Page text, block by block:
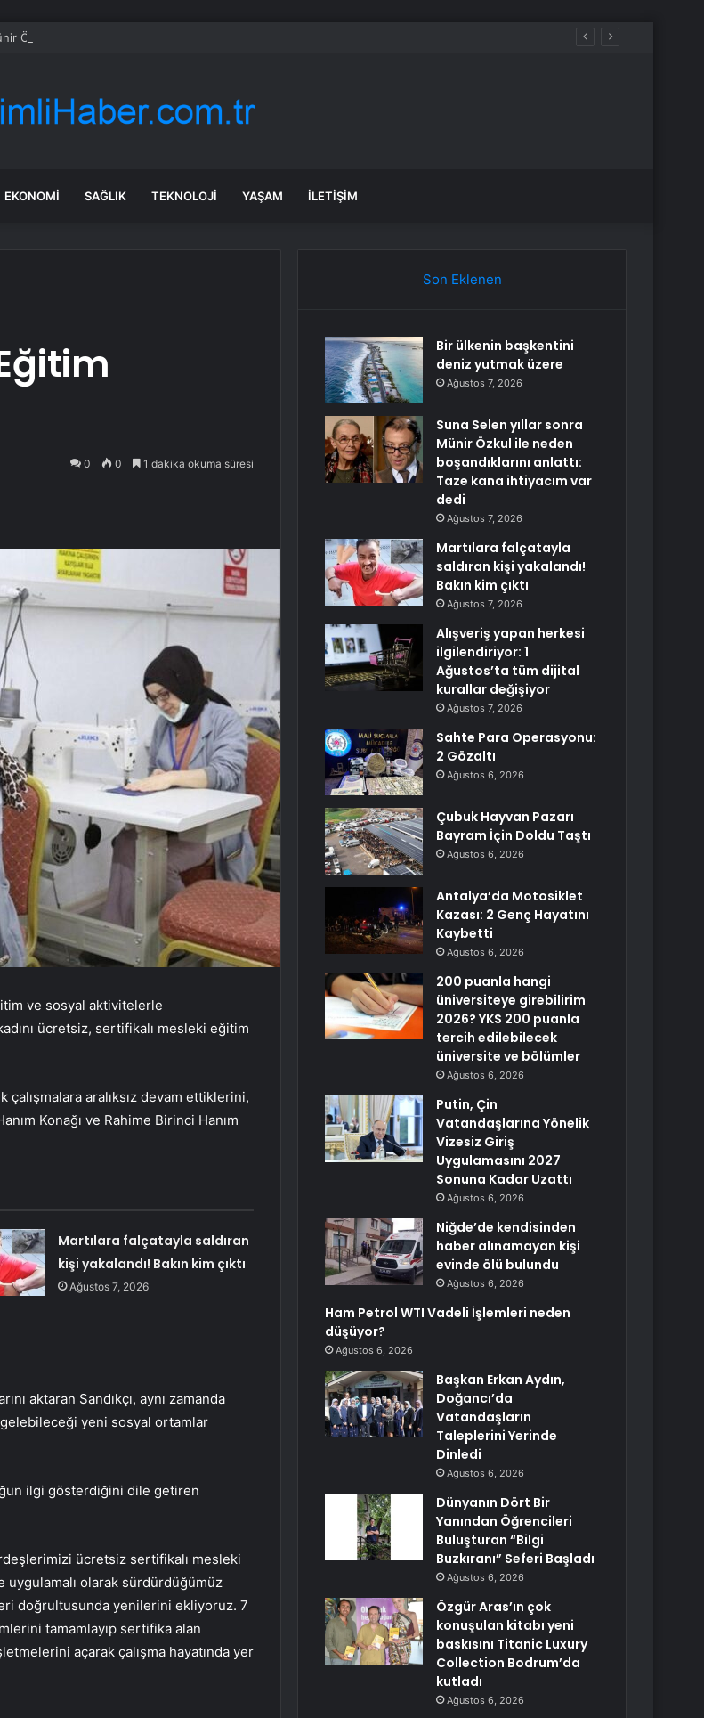
Özkul ile neden boşandıklarını anlattı: Taze kana ihtiyacım var dedi
EKONOMI SAĞLIK TEKNOLOJI YAŞAM İLETIŞIM
0 0 1 dakika okuma süresi
ve sosyal aktivitelerle
ücretsiz, sertifikalı mesleki eğitim
çalışmalara aralıksız devam ettiklerini,
Konağı ve Rahime Birinci Hanım
Martılara falçatayla saldıran
kişi yakalandı! Bakın kim çıktı
Ağustos 7, 2026
aktaran Sandıkçı, aynı zamanda
yeni sosyal ortamlar
ilgi gösterdiğini dile getiren
ücretsiz sertifikalı mesleki
olarak sürdürdüğümüz
doğrultusunda yenilerini ekliyoruz. 7
tamamlayıp sertifika alan
açarak çalışma hayatında yer
Son Eklenen
Bir ülkenin başkentini
deniz yutmak üzere
Ağustos 7, 2026
Suna Selen yıllar sonra
Münir Özkul ile neden
boşandıklarını anlattı:
Taze kana ihtiyacım var
dedi
Ağustos 7, 2026
Martılara falçatayla
saldıran kişi yakalandı!
Bakın kim çıktı
Ağustos 7, 2026
Alışveriş yapan herkesi
ilgilendiriyor: 1
Ağustos’ta tüm dijital
kurallar değişiyor
Ağustos 7, 2026
Sahte Para Operasyonu:
2 Gözaltı
Ağustos 6, 2026
Çubuk Hayvan Pazarı
Bayram İçin Doldu Taştı
Ağustos 6, 2026
Antalya’da Motosiklet
Kazası: 2 Genç Hayatını
Kaybetti
Ağustos 6, 2026
200 puanla hangi
üniversiteye girebilirim
2026? YKS 200 puanla
tercih edilebilecek
üniversite ve bölümler
Ağustos 6, 2026
Putin, Çin
Vatandaşlarına Yönelik
Vizesiz Giriş
Uygulamasını 2027
Sonuna Kadar Uzattı
Ağustos 6, 2026
Niğde’de kendisinden
haber alınamayan kişi
evinde ölü bulundu
Ağustos 6, 2026
Ham Petrol WTI Vadeli İşlemleri neden
düşüyor?
Ağustos 6, 2026
Başkan Erkan Aydın,
Doğancı’da
Vatandaşların
Taleplerini Yerinde
Dinledi
Ağustos 6, 2026
Dünyanın Dört Bir
Yanından Öğrencileri
Buluşturan “Bilgi
Buzkıranı” Seferi Başladı
Ağustos 6, 2026
Özgür Aras’ın çok
konuşulan kitabı yeni
baskısını Titanic Luxury
Collection Bodrum’da
kutladı
Ağustos 6, 2026